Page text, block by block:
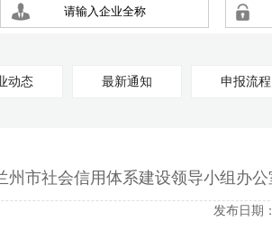
动态 最新通知 申报流程
州市社会信用体系建设领导小组办
发布日期